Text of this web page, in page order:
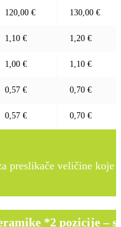
120,00 € 130,00 €
1,10 € 1,20 €
1,00 € 1,10 €
0,57 € 0,70 €
0,57 € 0,70 €
preslikače veličine
*2 pozicije –